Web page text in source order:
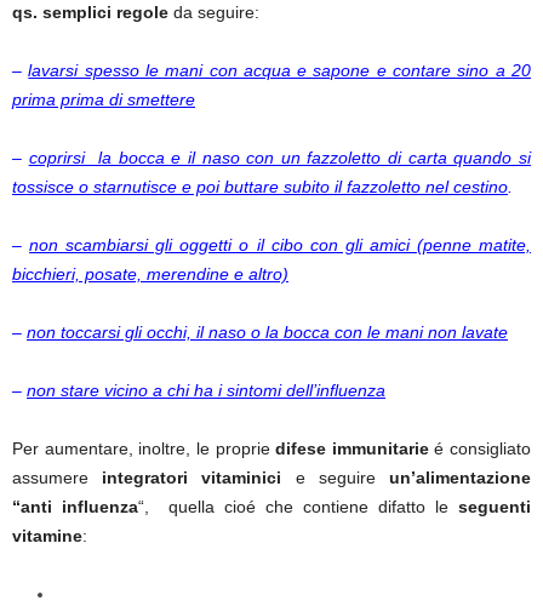
qs. semplici regole da seguire:
–lavarsi spesso le mani con acqua e sapone e contare sino a 20
prima prima di smettere
– coprirsi la bocca e il naso con un fazzoletto di carta quando si
tossisce o starnutisce e poi buttare subito il fazzoletto nel cestino
–non scambiarsi gli oggetti o il cibo con gli amici (penne matite,
bicchieri, posate, merendine e altro)
– non toccarsi gli occhi, il naso o la bocca con le mani non lavate
– non stare vicino a chi ha i sintomi dell’influenza
Per aumentare, inoltre, le propriedifese immunitarieé consigliato
assumere integratori vitaminici e seguireun’alimentazione
“anti influenza“, quella cioé che contiene difatto le seguenti
vitamine: